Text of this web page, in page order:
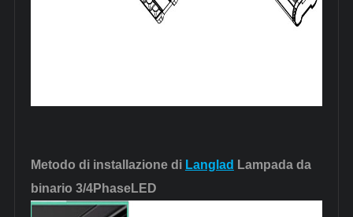
Metodo di installazione di Langlad Lampada da
binario 3/4PhaseLED